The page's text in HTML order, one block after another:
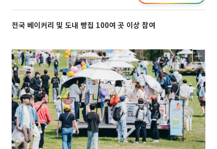
전국 베이커리 및 도내 빵집 100여 곳 이상 참여